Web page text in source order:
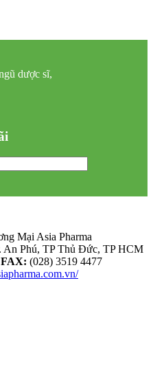
dược sĩ,
Mại Asia Pharma
An Phú, TP Thủ Đức, TP HCM
FAX: (028) 3519 4477